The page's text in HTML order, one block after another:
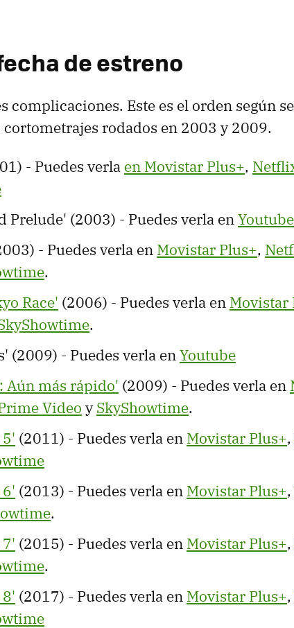
de estreno
complicaciones. Este es el orden según
rodados en 2003 y 2009.
- Puedes verla en Movistar Plus+,
Prelude' (2003) - Puedes verla enYoutube
- Puedes verla en Movistar Plus+,
.
Race' (2006) - Puedes verla en Movistar
.
(2009) - Puedes verla enYoutube
Aún más rápido' (2009) - Puedes verla en
Video ySkyShowtime.
(2011) - Puedes verla en Movistar Plus+,
(2013) - Puedes verla en Movistar Plus+,
.
(2015) - Puedes verla en Movistar Plus+,
.
(2017) - Puedes verla en Movistar Plus+,